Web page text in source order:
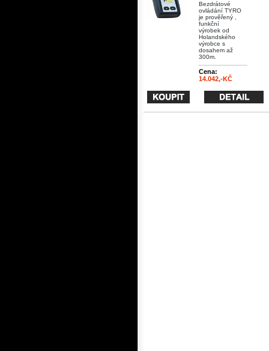
Bezdrátové
ovládání TYRO
je prověřený ,
funkční
výrobek od
Holandského
výrobce s
dosahem až
300m.
Cena:
14.042,-KČ